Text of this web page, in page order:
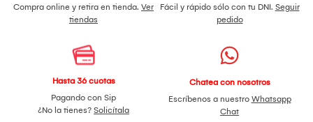
Compra online y retira en tienda. Ver
tiendas
Fácil y rápido sólo con tu DNI. Seguir
pedido
Hasta 36 cuotas
Pagando con Sip
¿No la tienes? Solicítala
Chatea con nosotros
Escríbenos a nuestro Whatsapp
Chat